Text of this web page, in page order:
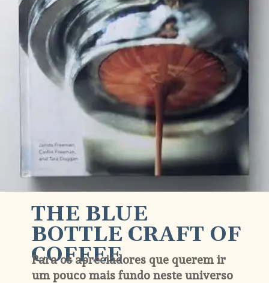
THE BLUE
BOTTLE CRAFT OF
COFFEE
Para os apreciadores que querem ir
um pouco mais fundo neste universo